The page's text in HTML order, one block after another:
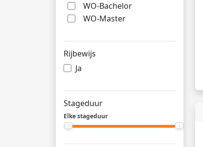
WO-Bachelor
WO-Master
Rijbewijs
Ja
Stageduur
Elke stageduur